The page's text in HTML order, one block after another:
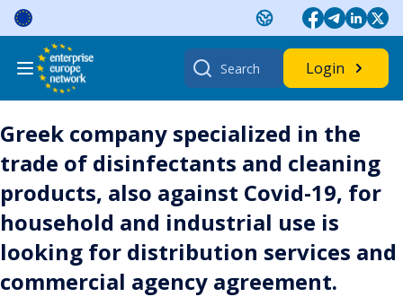
Skip
content
Search
for:
Login
Greek company specialized in the
trade of disinfectants and cleaning
products, also against Covid-19, for
household and industrial use is
looking for distribution services and
commercial agency agreement.